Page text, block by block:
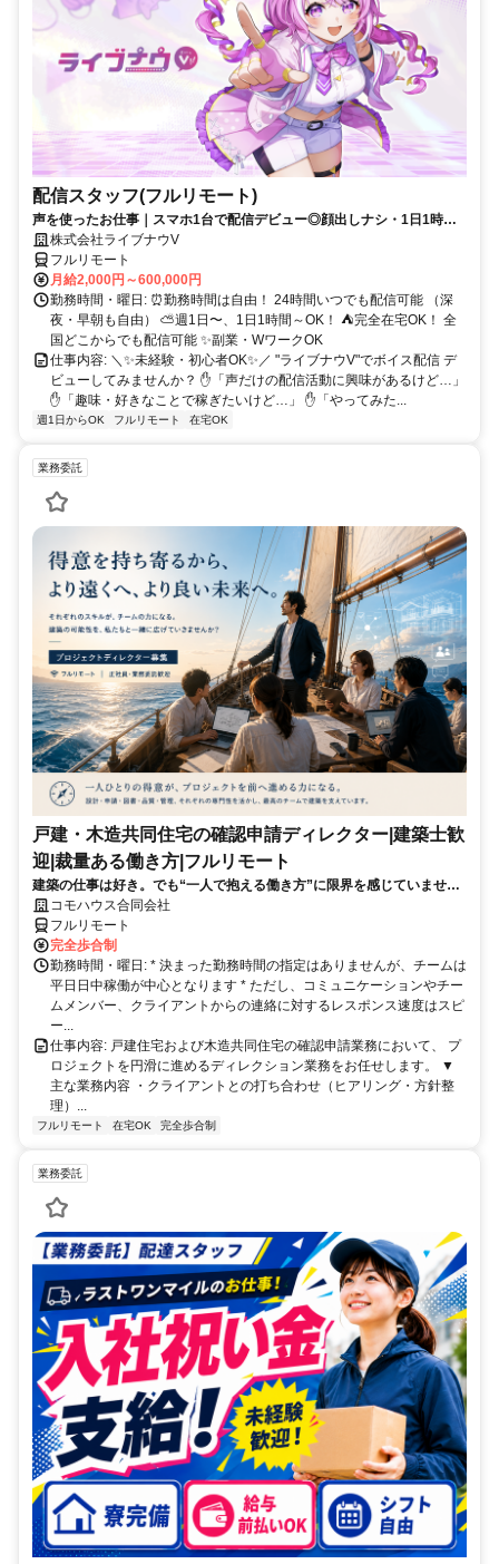
配信スタッフ(フルリモート)
声を使ったお仕事｜スマホ1台で配信デビュー◎顔出しナシ・1日1時間
～OK♪
株式会社ライブナウV
フルリモート
月給2,000円～600,000円
勤務時間・曜日: ⏰勤務時間は自由！ 24時間いつでも配信可能 （深
夜・早朝も自由） ⛅週1日〜、1日1時間～OK！ ⛺完全在宅OK！ 全
国どこからでも配信可能 ✨副業・WワークOK
仕事内容: ＼✨未経験・初心者OK✨／ "ライブナウV"でボイス配信 デ
ビューしてみませんか？ ✋「声だけの配信活動に興味があるけど…」
✋「趣味・好きなことで稼ぎたいけど…」 ✋「やってみた...
週1日からOK フルリモート 在宅OK
業務委託
戸建・木造共同住宅の確認申請ディレクター|建築士歓
迎|裁量ある働き方|フルリモート
建築の仕事は好き。でも“一人で抱える働き方”に限界を感じていません
か？ 図面や法規チェックは専門チームへ。あなたは“プロジェクトを動
かす役割”に集中できます。
コモハウス合同会社
フルリモート
完全歩合制
勤務時間・曜日: * 決まった勤務時間の指定はありませんが、チームは
平日日中稼働が中心となります * ただし、コミュニケーションやチー
ムメンバー、クライアントからの連絡に対するレスポンス速度はスピ
ー...
仕事内容: 戸建住宅および木造共同住宅の確認申請業務において、 プ
ロジェクトを円滑に進めるディレクション業務をお任せします。 ▼
主な業務内容 ・クライアントとの打ち合わせ（ヒアリング・方針整
理）...
フルリモート 在宅OK 完全歩合制
業務委託